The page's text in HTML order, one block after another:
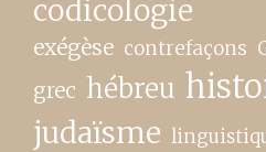
codicologie
exégèse contrefaçons
grec hébreu
judaïsme